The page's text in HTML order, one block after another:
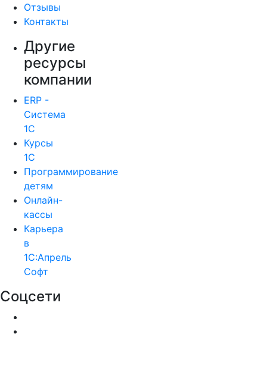
Отзывы
Контакты
Другие
ресурсы
компании
ERP -
Система
1С
Курсы
1С
Программирование
детям
Онлайн-
кассы
Карьера
в
1С:Апрель
Софт
Соцсети